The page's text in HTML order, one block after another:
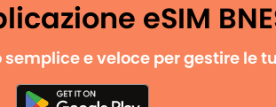
eSIM
semplice e veloce per gestire le